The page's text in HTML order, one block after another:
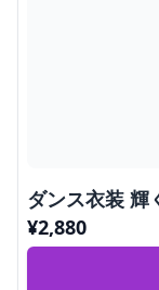
ダンス衣装 輝
¥2,880